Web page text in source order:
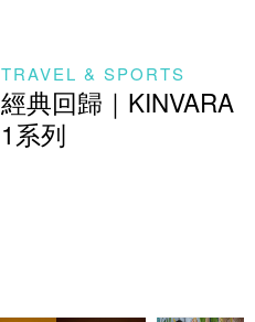
TRAVEL & SPORTS
經典回歸｜KINVARA
1系列